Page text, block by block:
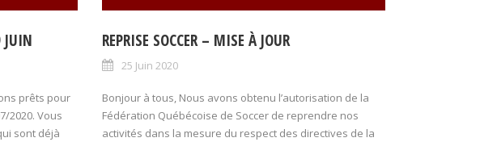
JUIN
prêts pour
2020. Vous
sont déjà
REPRISE SOCCER – MISE À JOUR
25 Juin 2020
Bonjour à tous, Nous avons obtenu l’autorisation de la
Fédération Québécoise de Soccer de reprendre nos
activités dans la mesure du respect des directives de la